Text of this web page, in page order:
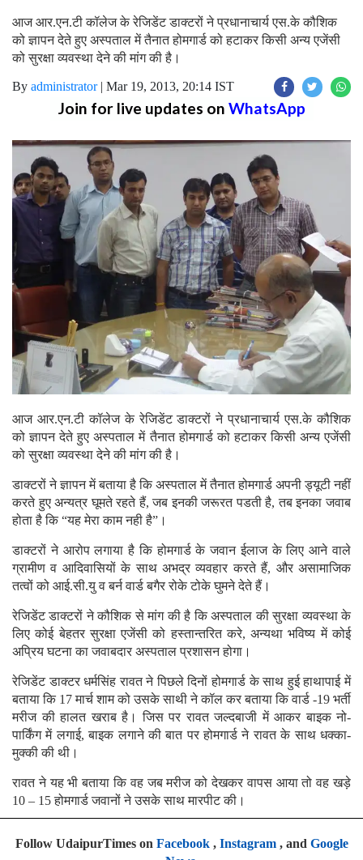
आज आर.एन.टी कॉलेज के रेजिडेंट डाक्टरों ने प्रधानाचार्य एस.के कौशिक
को ज्ञापन देते हुए अस्पताल में तैनात होमगार्ड को हटाकर किसी अन्य एजेंसी
को सुरक्षा व्यवस्था देने की मांग की है।
By administrator| Mar 19, 2013, 20:14 IST
Join for live updates on WhatsApp
आज आर.एन.टी कॉलेज के रेजिडेंट डाक्टरों ने प्रधानाचार्य एस.के कौशिक
को ज्ञापन देते हुए अस्पताल में तैनात होमगार्ड को हटाकर किसी अन्य एजेंसी
को सुरक्षा व्यवस्था देने की मांग की है।
डाक्टरों ने ज्ञापन में बताया है कि अस्पताल में तैनात होमगार्ड अपनी ड्यूटी नहीं
करते हुए अन्यत्र घूमते रहते हैं, जब इनकी जरूरत पडती है, तब इनका जवाब
होता है कि “यह मेरा काम नही है”।
डाक्टरों ने आरोप लगाया है कि होमगार्ड के जवान ईलाज के लिए आने वाले
ग्रामीण व आदिवासियों के साथ अभद्र व्यवहार करते हैं, और असामाजिक
तत्वों को आई.सी.यु व बर्न वार्ड बगैर रोके टोके घुमने देते हैं।
रेजिडेंट डाक्टरों ने कौशिक से मांग की है कि अस्पताल की सुरक्षा व्यवस्था के
लिए कोई बेहतर सुरक्षा एजेंसी को हस्तान्तरित करे, अन्यथा भविष्य में कोई
अप्रिय घटना का जवाबदार अस्पताल प्रशासन होगा।
रेजिडेंट डाक्टर धर्मसिंह रावत ने पिछले दिनों होमगार्ड के साथ हुई हाथापाई में
बताया कि 17 मार्च शाम को उसके साथी ने कॉल कर बताया कि वार्ड -19 भर्ती
मरीज की हालत खराब है। जिस पर रावत जल्दबाजी में आकर बाइक नो-
पार्किंग में लगाई, बाइक लगाने की बात पर होमगार्ड ने रावत के साथ धक्का-
मुक्की की थी।
रावत ने यह भी बताया कि वह जब मरीज को देखकर वापस आया तो वह खड़े
10 – 15 होमगार्ड जवानों ने उसके साथ मारपीट की।
Follow UdaipurTimes on Facebook, Instagram, and Google